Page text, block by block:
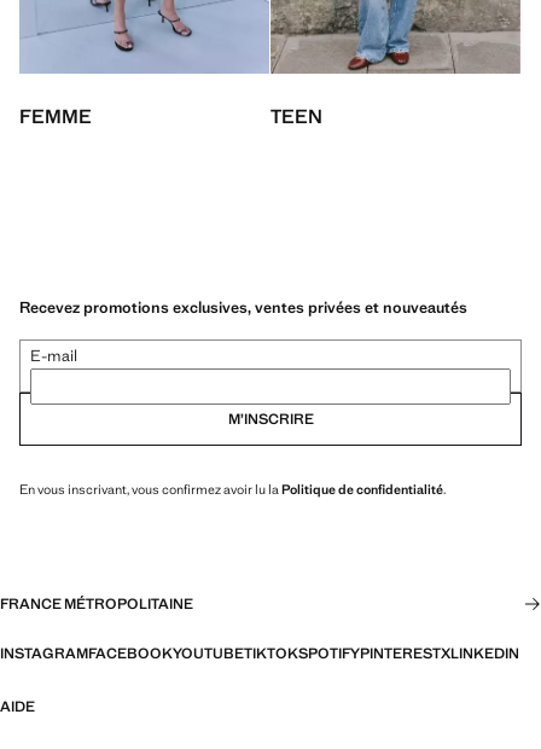
FEMME TEEN
Recevez promotions exclusives, ventes privées et nouveautés
E-mail
M’INSCRIRE
En vous inscrivant, vous confirmez avoir lu laPolitique de confidentialité.
FRANCE MÉTROPOLITAINE
INSTAGRAMFACEBOOKYOUTUBETIKTOKSPOTIFYPINTERESTXLINKEDIN
AIDE